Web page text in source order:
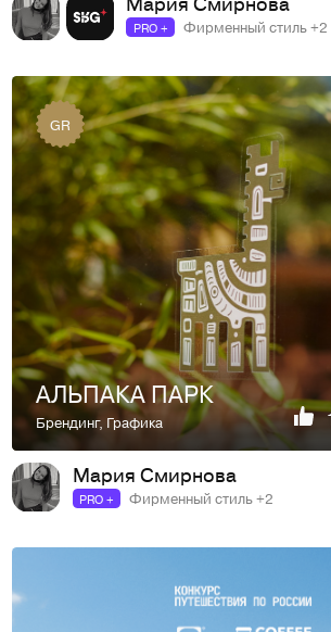
PRO + Фирменный стиль +2
GR
АЛЬПАКА ПАРК
Брендинг, Графика
Мария Смирнова
PRO + Фирменный стиль +2